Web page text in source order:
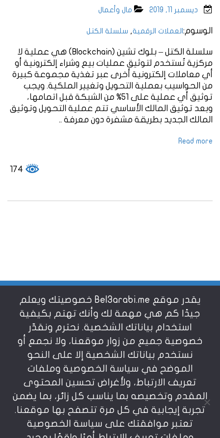
ديسمبر 11, 2019 مال وأعمال
الوسوم: العملات الرقمية, سلسلة الكتل
سلسلة الكتل – بلوك تشين (Blockchain) هي عملية لا
مركزية تُستخدم لتوثيق عمليات بيع وشراء إلكترونية أو
أي معاملات إلكترونية أخرى عبر تغذية مجموعة كبيرة
من الحواسيب بعملية التحويل وتغيير الملكية. ويجب
توثيق أي عملية على 51% من الشبكة قبل اتمامها،
وبعد توثيق المالك الأساسي تتم عملية التحويل وتوثيق
المالك الجديد بطريقة مشفرة دون معرفة ..
Read more
شروط الاستخدام
سياسة الخصوصية
عن بالعربي
يقدر موقع Bel3arabi.me خصوصيتك ويعلم
جيدًا كم هي مهمة لك وأنك تهتم بكيفية
استخدام بياناتك الشخصية. نحترم ونقدّر
خصوصية جميع من زوار موقعنا، ولا نجمع أو
نستخدم بياناتك الشخصية إلا على النحو
الموضح في سياسة الخصوصية وملفات
تعريف الارتباط، ولأغراض تحسين المحتوى
المقدم وتخصيصه بما يناسب كل زائر، بما يضمن
تجربة إيجابية في كل مرة تتصفح بها موقعنا.
تعتبر موافقتك على سياسة الخصوصية